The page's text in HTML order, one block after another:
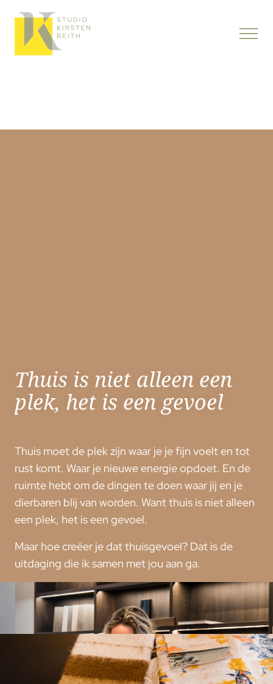
Thuis is niet alleen een
plek, het is een gevoel
Thuis moet de plek zijn waar je je fijn voelt en tot
rust komt. Waar je nieuwe energie opdoet. En de
ruimte hebt om de dingen te doen waar jij en je
dierbaren blij van worden. Want thuis is niet alleen
een plek, het is een gevoel.
Maar hoe creëer je dat thuisgevoel? Dat is de
uitdaging die ik samen met jou aan ga.